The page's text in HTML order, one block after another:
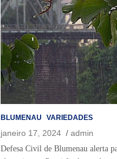
BLUMENAU VARIEDADES
janeiro 17, 2024 admin
Defesa Civil de Blumenau alerta